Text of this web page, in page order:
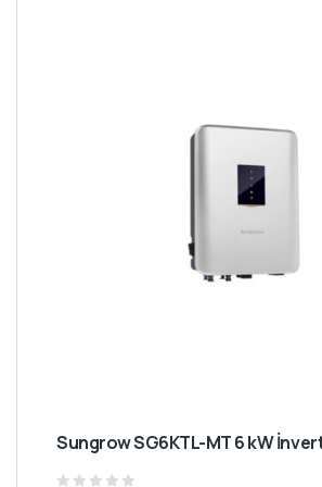
Sungrow SG6KTL-MT 6 kW